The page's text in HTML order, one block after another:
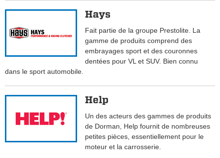
Hays
Fait partie de la groupe Prestolite. La
gamme de produits comprend des
embrayages sport et des couronnes
dentées pour VL et SUV. Bien connu
dans le sport automobile.
Help
Un des acteurs des gammes de produits
de Dorman, Help fournit de nombreuses
petites pièces, essentiellement pour le
moteur et la carrosserie.